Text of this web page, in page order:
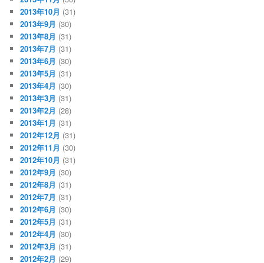
2013年10月 (31)
2013年9月 (30)
2013年8月 (31)
2013年7月 (31)
2013年6月 (30)
2013年5月 (31)
2013年4月 (30)
2013年3月 (31)
2013年2月 (28)
2013年1月 (31)
2012年12月 (31)
2012年11月 (30)
2012年10月 (31)
2012年9月 (30)
2012年8月 (31)
2012年7月 (31)
2012年6月 (30)
2012年5月 (31)
2012年4月 (30)
2012年3月 (31)
2012年2月 (29)